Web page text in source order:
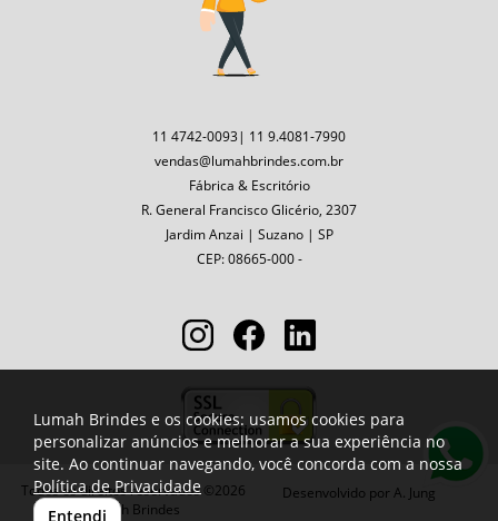
11 4742-0093| 11 9.4081-7990
vendas@lumahbrindes.com.br
Fábrica & Escritório
R. General Francisco Glicério, 2307
Jardim Anzai | Suzano | SP
CEP: 08665-000 -
Todos os direitos reservados ©2026
Lumah Brindes
Desenvolvido por A. Jung
Lumah Brindes e os cookies: usamos cookies para
personalizar anúncios e melhorar a sua experiência no
site. Ao continuar navegando, você concorda com a nossa
Política de Privacidade
Entendi